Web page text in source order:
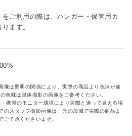
ご利用の際は、ハンガー・保管用カ
ます。
は照明の関係により、実際の商品より色味が違
色味は単体撮影の画像をご参考ください。
携帯のモニター環境により実際と違って見える場
のスタッフ撮影画像は、光の加減で実際の商品よ
ご了承くださいませ。